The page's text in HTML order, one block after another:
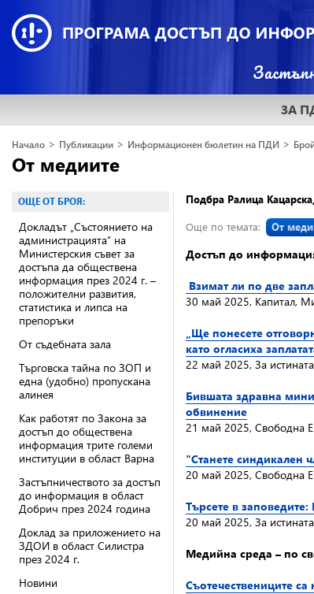
ЗА
Начало > Публикации > Информационен бюлетин на ПДИ >
От медиите
ОЩЕ ОТ БРОЯ:
Докладът „Състоянието на
администрацията“ на
Министерския съвет за
достъпа да обществена
информация през 2024 г. –
положителни развития,
статистика и липса на
препоръки
От съдебната зала
Търговска тайна по ЗОП и
една (удобно) пропускана
алинея
Как работят по Закона за
достъп до обществена
информация трите големи
институции в област Варна
Застъпничеството за достъп
до информация в област
Добрич през 2024 година
Доклад за приложението на
ЗДОИ в област Силистра
през 2024 г.
Новини
Подбра Ралица
Още по темата: От
Достъп до
Взимат ли по две
30 май 2025, Капитал,
„Ще понесете
като огласиха
22 май 2025, За
Бившата здравна
обвинение
21 май 2025, Свободна
"Станете синдикален
20 май 2025, Свободна
Търсете в
20 май 2025, За
Медийна среда – по
Съотечествениците